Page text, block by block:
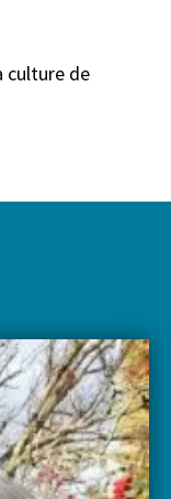
culture de